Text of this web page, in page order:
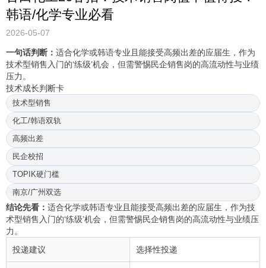
韩语/化学专业必看
2026-05-07
一句话判断： 适合化学或韩语专业且能接受高频出差的应届生，作为
技术型销售入门的‘练级’机会，但需警惕民企销售岗的高流动性与业绩
压力。
技术成长判断卡
技术型销售
化工/韩语双轨
高频出差
民企校招
TOPIK硬门槛
南京/广州双选
结论先看： 适合化学或韩语专业且能接受高频出差的应届生，作为技
术型销售入门的‘练级’机会，但需警惕民企销售岗的高流动性与业绩压
力。
投递建议
选择性投递